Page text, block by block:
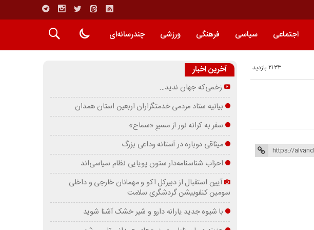
اجتماعی سیاسی فرهنگی ورزشی چندرسانه‌ای
2133 بازدید آخرین اخبار
زخمی‌که جهان ندید…
بیانیه ستاد مردمی خدمتگزاران اربعین استان همدان
سفر به کرانه‌ نور از مسیرِ «سماح»
میثاقی دوباره در آستانه‌ وداعی بزرگ
احزاب شناسنامه‌دار ستون پویایی نظام سیاسی‌اند
آیین استقبال از دبیرکل اکو و مهمانان خارجی و داخلی
سومین کنفوبیشن گردشگری سلامت
با شیوه جدید یارانه دارو و شیر خشک آشنا شوید